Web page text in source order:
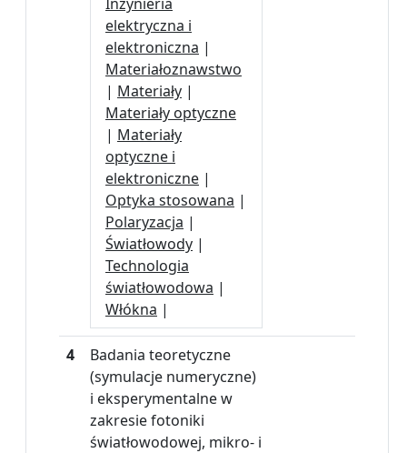
elektryczna i
elektroniczna |
Materiałoznawstwo
| Materiały |
Materiały optyczne
| Materiały
optyczne i
elektroniczne |
Optyka stosowana |
Polaryzacja |
Światłowody |
Technologia
światłowodowa |
Włókna |
4
Badania teoretyczne
(symulacje numeryczne)
i eksperymentalne w
zakresie fotoniki
światłowodowej, mikro- i